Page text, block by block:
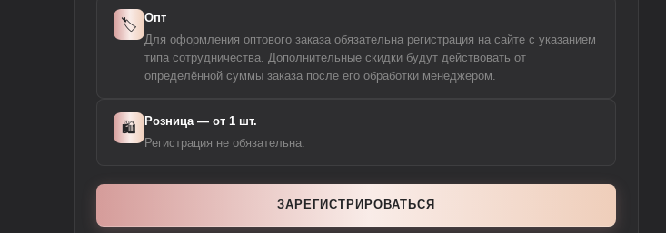
🏷️ Опт
Для оформления оптового заказа обязательна регистрация на сайте с указанием
типа сотрудничества. Дополнительные скидки будут действовать от
определённой суммы заказа после его обработки менеджером.
🛍️ Розница — от 1 шт.
Регистрация не обязательна.
ЗАРЕГИСТРИРОВАТЬСЯ